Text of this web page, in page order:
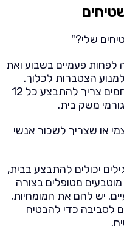
שלי?"
לפחות פעמיים בשבוע ואת
הצטברות לכלוך.
ניקוי עמוק עם מיצוי קיטור או מים חמים צריך להתבצע כל 12
או שצריך לשכור אנשי
יכולים להתבצע בבית,
מטופלים בצורה
יש להם את המומחיות,
לסביבה כדי להבטיח